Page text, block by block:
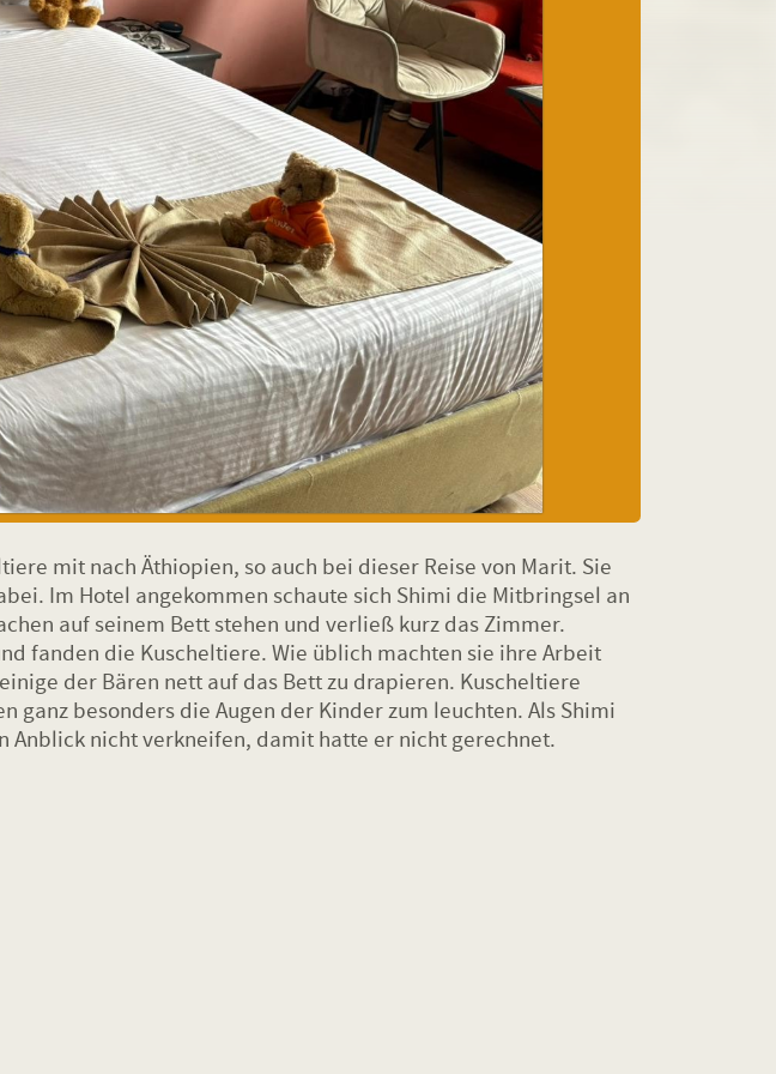
mit nach Äthiopien, so auch bei dieser Reise von Marit. Sie
Im Hotel angekommen schaute sich Shimi die Mitbringsel an
auf seinem Bett stehen und verließ kurz das Zimmer.
fanden die Kuscheltiere. Wie üblich machten sie ihre Arbeit
der Bären nett auf das Bett zu drapieren. Kuscheltiere
ganz besonders die Augen der Kinder zum leuchten. Als Shimi
Anblick nicht verkneifen, damit hatte er nicht gerechnet.